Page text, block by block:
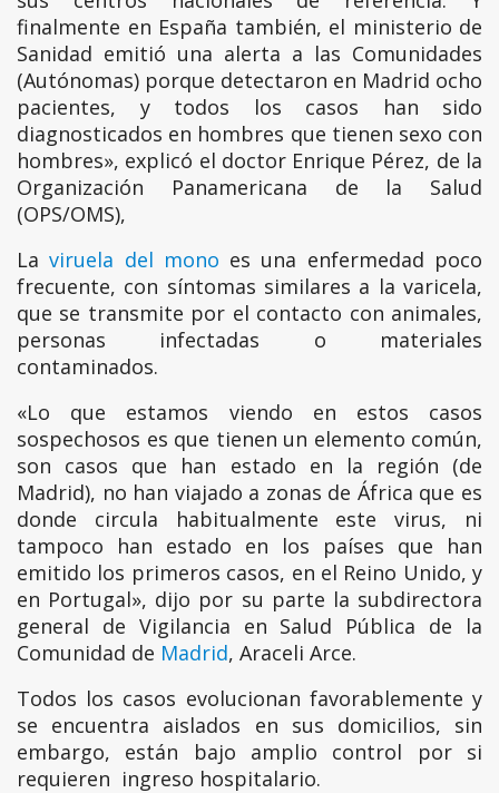
finalmente en España también, el ministerio de
Sanidad emitió una alerta a las Comunidades
(Autónomas) porque detectaron en Madrid ocho
pacientes, y todos los casos han sido
diagnosticados en hombres que tienen sexo con
hombres», explicó el doctor Enrique Pérez, de la
Organización Panamericana de la Salud
(OPS/OMS),
Laviruela del mono es una enfermedad poco
frecuente, con síntomas similares a la varicela,
que se transmite por el contacto con animales,
personas infectadas o materiales
contaminados.
«Lo que estamos viendo en estos casos
sospechosos es que tienen un elemento común,
son casos que han estado en la región (de
Madrid), no han viajado a zonas de África que es
donde circula habitualmente este virus, ni
tampoco han estado en los países que han
emitido los primeros casos, en el Reino Unido, y
en Portugal», dijo por su parte la subdirectora
general de Vigilancia en Salud Pública de la
Comunidad de Madrid, Araceli Arce.
Todos los casos evolucionan favorablemente y
se encuentra aislados en sus domicilios, sin
embargo, están bajo amplio control por si
requieren ingreso hospitalario.